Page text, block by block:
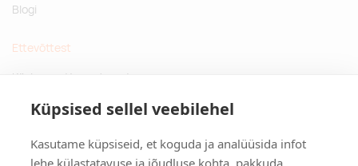
Küpsised sellel veebilehel
Kasutame küpsiseid, et koguda ja analüüsida infot
lehe külastatavuse ja jõudluse kohta, pakkuda
Blogi
Ettevõttest
Küsimused ja vastused
Privaatsuspoliitika
Kontakt